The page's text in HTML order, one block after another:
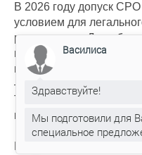
В 2026 году допуск
условием для
различаются. Для
в 10 миллионов
нужен. Для капремонта
— допуск обязателен
Также есть отдельные
которые могут
Понимание этих
Василиса
Здравствуйте!
Мы подготовили для
специальное